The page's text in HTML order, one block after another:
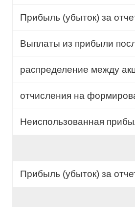
Прибыль (убыток) за
Выплаты из прибыли
распределение между
отчисления на
Неиспользованная
Прибыль (убыток) за